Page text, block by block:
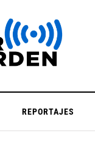
REPORTAJES